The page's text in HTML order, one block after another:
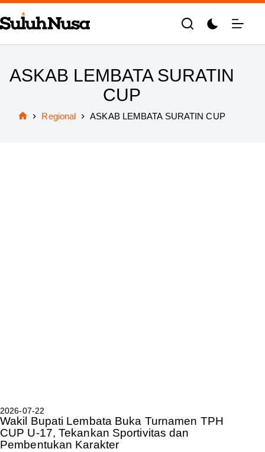
Skip
to
content
ASKAB LEMBATA SURATIN
CUP
Regional ASKAB LEMBATA SURATIN CUP
2026-07-22
Wakil Bupati Lembata Buka Turnamen TPH
CUP U-17, Tekankan Sportivitas dan
Pembentukan Karakter